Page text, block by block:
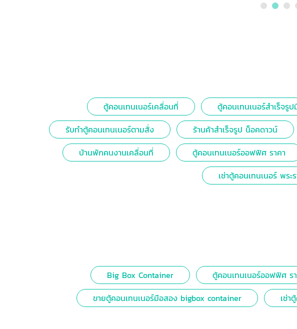
ตู้คอนเทนเนอร์เคลื่อนที่ ตู้คอนเทนเนอร์สำเร็จรู
รับทำตู้คอนเทนเนอร์ตามสั่ง
ร้านค้าสำเร็จรูป น็อคดาวน์
บ้านพักคนงานเคลื่อนที่
ตู้คอนเทนเนอร์ออฟฟิศ ราคา
เช่าตู้คอนเทนเนอร์ พระ
Big Box Container ตู้คอนเทนเนอร์ออฟฟิศ ร
ขายตู้คอนเทนเนอร์มือสอง bigbox container
เช่า